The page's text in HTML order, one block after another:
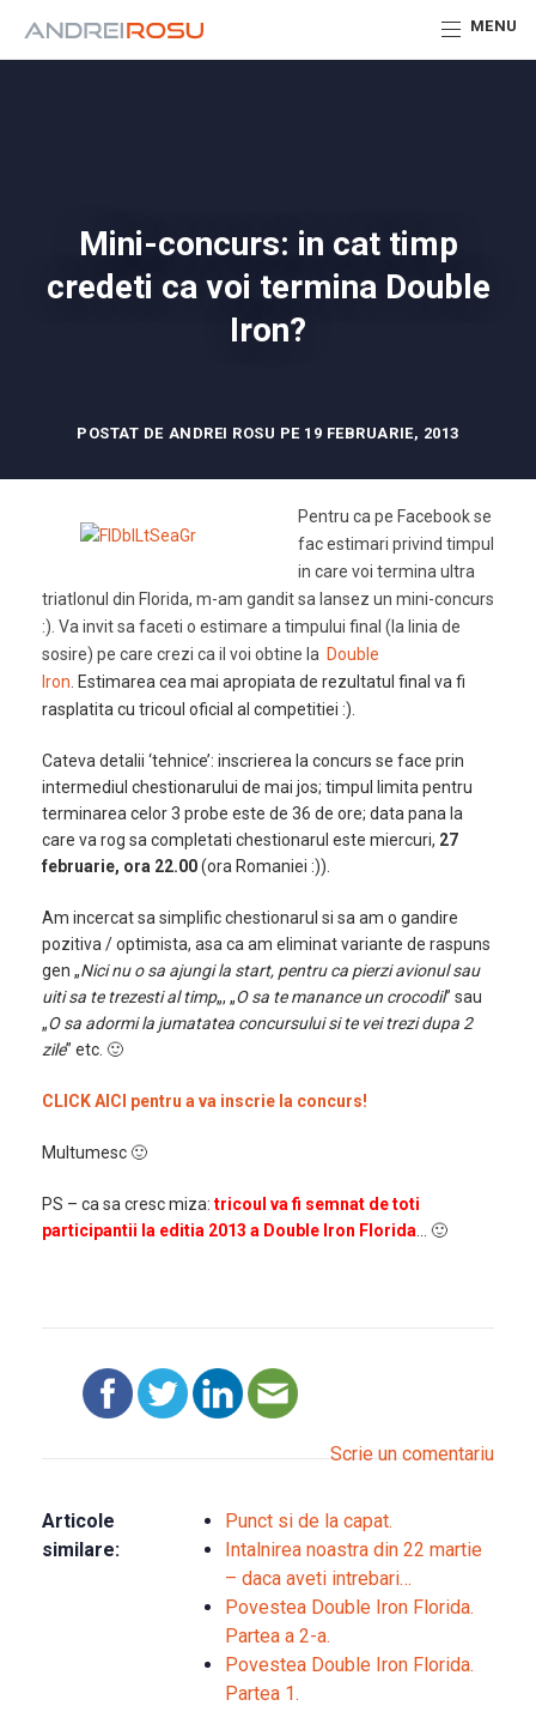
MENU
Mini-concurs: in cat timp
credeti ca voi termina Double
Iron?
POSTAT DE ANDREI ROSU PE 19 FEBRUARIE, 2013
Pentru ca pe Facebook se
fac estimari privind timpul
in care voi termina ultra
triatlonul din Florida, m-am gandit sa lansez un mini-concurs
:). Va invit sa faceti o estimare a timpului final (la linia de
sosire) pe care crezi ca il voi obtine la Double
Iron Estimarea cea mai apropiata de rezultatul final va fi
rasplatita cu tricoul oficial al competitiei :).
Cateva detalii ‘tehnice’: inscrierea la concurs se face prin
intermediul chestionarului de mai jos; timpul limita pentru
terminarea celor 3 probe este de 36 de ore; data pana la
care va rog sa completati chestionarul este miercuri, 27
februarie, ora 22.00(ora Romaniei :)).
Am incercat sa simplific chestionarul si sa am o gandire
pozitiva / optimista, asa ca am eliminat variante de raspuns
gen „Nici nu o sa ajungi la start, pentru ca pierzi avionul sau
uiti sa te trezesti al timp„, „O sa te manance un crocodil” sau
„O sa adormi la jumatatea concursului si te vei trezi dupa 2
zile” etc. 🙂
CLICK AICI pentru a va inscrie la concurs!
Multumesc 🙂
PS – ca sa cresc miza: tricoul va fi semnat de toti
participantii la editia 2013 a Double Iron Florida … 🙂
Scrie un comentariu
Articole
similare:
Punct si de la capat.
Intalnirea noastra din 22 martie
– daca aveti intrebari…
Povestea Double Iron Florida.
Partea a 2-a.
Povestea Double Iron Florida.
Partea 1.